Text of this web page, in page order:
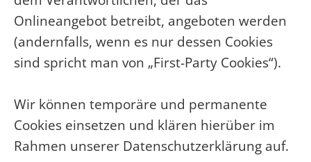
Onlineangebot betreibt, angeboten werden
(andernfalls, wenn es nur dessen Cookies
sind spricht man von „First-Party Cookies“).
Wir können temporäre und permanente
Cookies einsetzen und klären hierüber im
Rahmen unserer Datenschutzerklärung auf.